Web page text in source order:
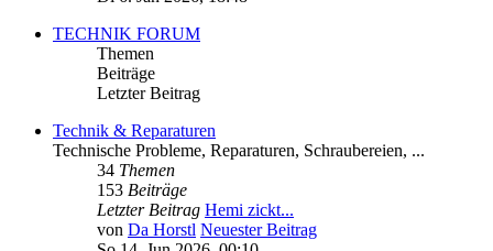
TECHNIK FORUM
Themen
Beiträge
Letzter Beitrag
Technik & Reparaturen
Technische Probleme, Reparaturen, Schraubereien, ...
34 Themen
153 Beiträge
Letzter Beitrag Hemi zickt...
von Da Horstl Neuester Beitrag